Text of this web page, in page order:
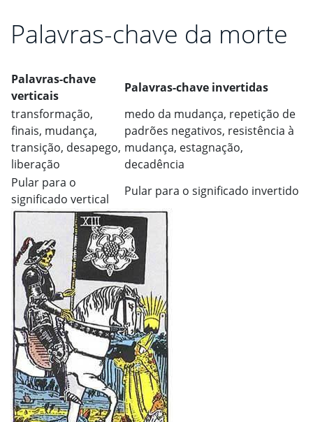
Palavras-chave da morte
Palavras-chave
verticais
Palavras-chave invertidas
transformação,
finais, mudança,
transição, desapego,
liberação
medo da mudança, repetição de
padrões negativos, resistência à
mudança, estagnação,
decadência
Pular para o
significado vertical
Pular para o significado invertido